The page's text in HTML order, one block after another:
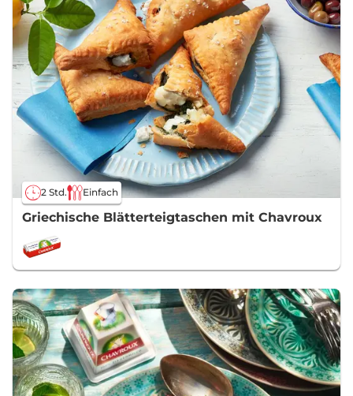
2 Std. Einfach
Griechische Blätterteigtaschen mit Chavroux